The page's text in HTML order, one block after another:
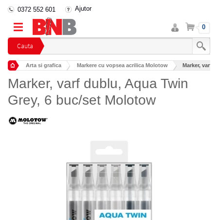
Cauta
0372 552 601 Ajutor
Intra
in
cont
Cos 0
Arta si grafica Markere cu vopsea acrilica Molotow Marker, varf
Marker, varf dublu, Aqua Twin
Grey, 6 buc/set Molotow